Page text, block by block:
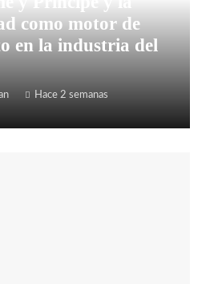
como motor de
en la industria del
Hace 2 semanas